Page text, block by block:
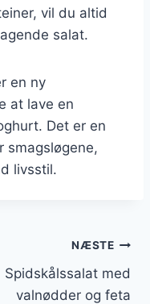
vil du altid
salat.
en ny
at lave en
Det er en
smagsløgene,
livsstil.
NÆSTE
Spidskålssalat med
valnødder og feta